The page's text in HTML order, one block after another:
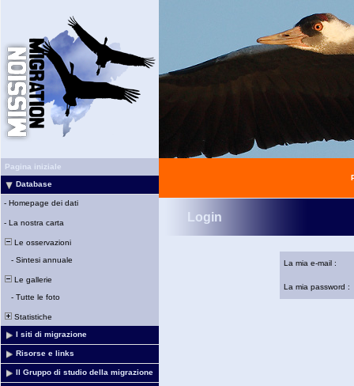
Pagina iniziale
Database
- Homepage dei dati
- La nostra carta
Le osservazioni
- Sintesi annuale
Le gallerie
- Tutte le foto
Statistiche
I siti di migrazione
Risorse e links
Il Gruppo di studio della migrazione
Login
La mia e-mail :
La mia password :